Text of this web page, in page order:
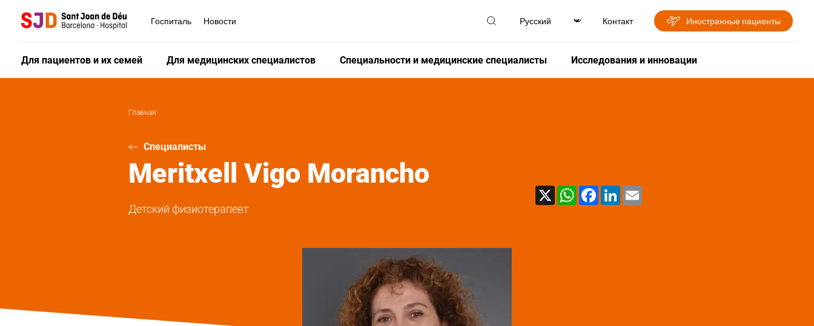
основному
Госпиталь Новости Контакт Иностранные пациенты
Для пациентов и их семей Для медицинских специалистов Специальности и медицинские специалисты Исследования и инновации
Главная
Специалисты
Meritxell Vigo Morancho
Детский физиотерапевт
X WhatsAppFacebook
LinkedIn